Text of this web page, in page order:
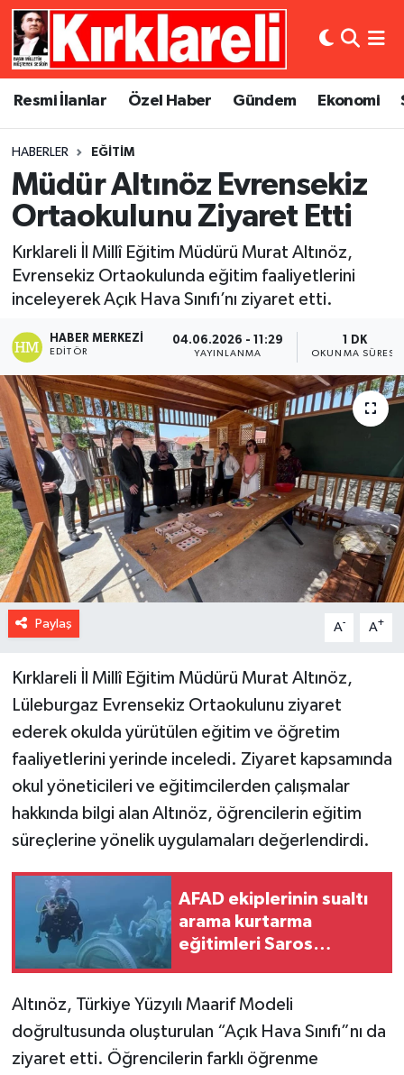
Resmi İlanlar Özel Haber Gündem Ekonomi
HABERLER EĞITIM
Müdür Altınöz Evrensekiz
Ortaokulunu Ziyaret Etti
Kırklareli İl Millî Eğitim Müdürü Murat Altınöz,
Evrensekiz Ortaokulunda eğitim faaliyetlerini
inceleyerek Açık Hava Sınıfı’nı ziyaret etti.
HABER MERKEZI
EDITÖR
04.06.2026 - 11:29
YAYINLANMA
1 DK
OKUNMA SÜRESI
Paylaş A- A+
Kırklareli İl Millî Eğitim Müdürü Murat Altınöz,
Lüleburgaz Evrensekiz Ortaokulunu ziyaret
ederek okulda yürütülen eğitim ve öğretim
faaliyetlerini yerinde inceledi. Ziyaret kapsamında
okul yöneticileri ve eğitimcilerden çalışmalar
hakkında bilgi alan Altınöz, öğrencilerin eğitim
süreçlerine yönelik uygulamaları değerlendirdi.
AFAD ekiplerinin sualtı
arama kurtarma
eğitimleri Saros
Altınöz, Türkiye Yüzyılı Maarif Modeli
doğrultusunda oluşturulan “Açık Hava Sınıfı”nı da
ziyaret etti. Öğrencilerin farklı öğrenme
Resmi İlanlar
Gündem
Ekonomi
Siyaset
Spor
Asayiş
Dünya
Eğitim
Kültür Sanat
Magazin
Medya
Sağlık
Künye
Gizlilik Sözleşmesi
Merkez Nöbetçi Eczaneler
Merkez Trafik Yoğunluk Haritası
Süper Lig Puan Durumu ve Fikstür
Tüm Manşetler
Son Dakika Haberleri
Haber Arşivi